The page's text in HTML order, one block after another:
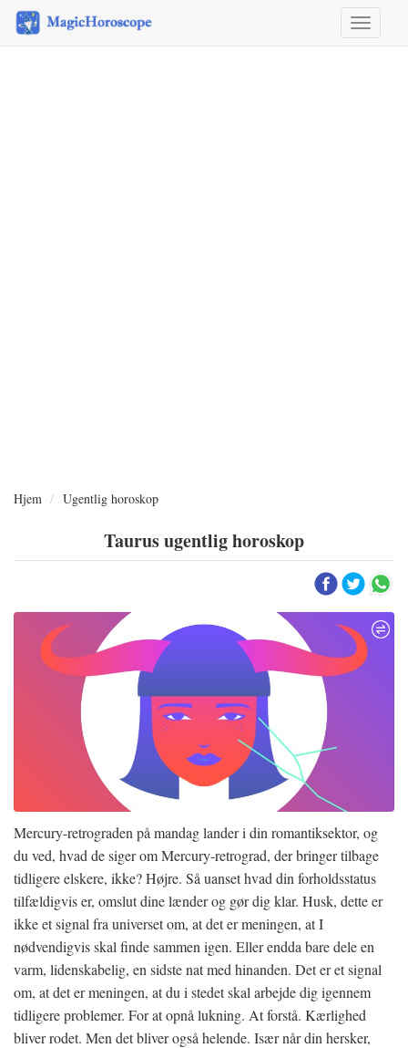
&
Hjem Ugentlig horoskop
Taurus ugentlig horoskop
Mercury-retrograden på mandag lander i din romantiksektor, og
du ved, hvad de siger om Mercury-retrograd, der bringer tilbage
tidligere elskere, ikke? Højre. Så uanset hvad din forholdsstatus
tilfældigvis er, omslut dine lænder og gør dig klar. Husk, dette er
ikke et signal fra universet om, at det er meningen, at I
nødvendigvis skal finde sammen igen. Eller endda bare dele en
varm, lidenskabelig, en sidste nat med hinanden. Det er et signal
om, at det er meningen, at du i stedet skal arbejde dig igennem
tidligere problemer. For at opnå lukning. At forstå. Kærlighed
bliver rodet. Men det bliver også helende. Især når din hersker,